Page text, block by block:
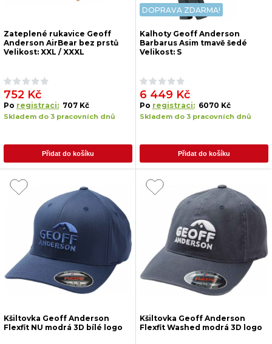
Zateplené rukavice Geoff
Anderson AirBear bez prstů
Velikost: XXL / XXXL
752 Kč
Po registraci: 707 Kč
Skladem do 3 pracovních dnů
Přidat do košíku
DOPRAVA ZDARMA!
Kalhoty Geoff Anderson
Barbarus Asim tmavě šedé
Velikost: S
6 449 Kč
Po registraci: 6070 Kč
Skladem do 3 pracovních dnů
Přidat do košíku
Kšiltovka Geoff Anderson
Flexfit NU modrá 3D bílé logo
Kšiltovka Geoff Anderson
Flexfit Washed modrá 3D logo